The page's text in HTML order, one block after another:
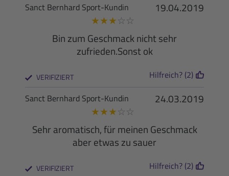
19.04.2019
Sanct Bernhard Sport-Kundin
★★★ ☆ ☆
Bin zum Geschmack nicht sehr
zufrieden.Sonst ok
VERIFIZIERT Hilfreich? (2)
24.03.2019
Sanct Bernhard Sport-Kundin
★★★ ☆ ☆
Sehr aromatisch, für meinen Geschmack
aber etwas zu sauer
VERIFIZIERT Hilfreich? (2)